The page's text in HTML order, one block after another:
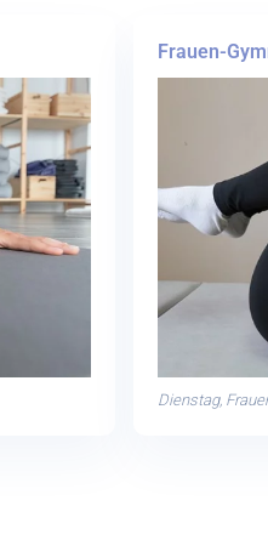
Frauen-
Dienstag,